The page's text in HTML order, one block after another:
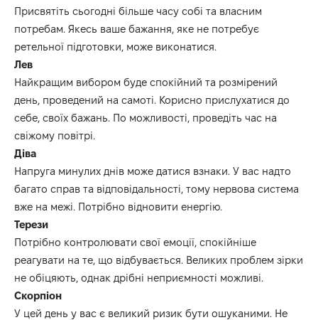
Присвятіть сьогодні більше часу собі та власним
потребам. Якесь ваше бажання, яке не потребує
ретельної підготовки, може виконатися.
Лев
Найкращим вибором буде спокійний та розмірений
день, проведений на самоті. Корисно прислухатися до
себе, своїх бажань. По можливості, проведіть час на
свіжому повітрі.
Діва
Напруга минулих днів може датися взнаки. У вас надто
багато справ та відповідальності, тому нервова система
вже на межі. Потрібно відновити енергію.
Терези
Потрібно контролювати свої емоції, спокійніше
реагувати на те, що відбувається. Великих проблем зірки
не обіцяють, однак дрібні неприємності можливі.
Скорпіон
У цей день у вас є великий ризик бути ошуканими. Не